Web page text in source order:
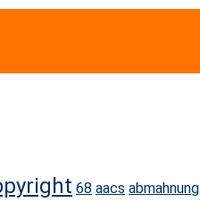
68 aacs abmahnung